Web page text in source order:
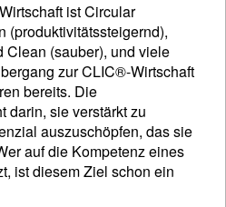
Wirtschaft ist Circular
(produktivitätssteigernd),
Clean (sauber), und viele
zur CLIC®-Wirtschaft
bereits. Die
darin, sie verstärkt zu
auszuschöpfen, das sie
auf die Kompetenz eines
ist diesem Ziel schon ein